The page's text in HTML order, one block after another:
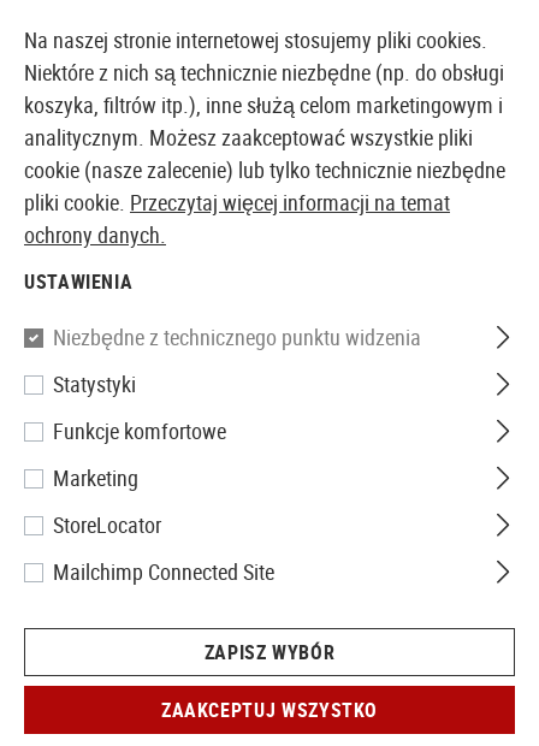
EUROPEJSKI AIRSOFT SKLEP I HURTOWNIA
Strona główna
KP-08 Full Metal GBB
Na naszej stronie internetowej stosujemy pliki cookies.
Niektóre z nich są technicznie niezbędne (np. do obsługi
koszyka, filtrów itp.), inne służą celom marketingowym i
analitycznym. Możesz zaakceptować wszystkie pliki
cookie (nasze zalecenie) lub tylko technicznie niezbędne
pliki cookie. Przeczytaj więcej informacji na temat
ochrony danych.
USTAWIENIA
Niezbędne z technicznego punktu widzenia
Statystyki
Funkcje komfortowe
Marketing
StoreLocator
Mailchimp Connected Site
ZAPISZ WYBÓR
ZAAKCEPTUJ WSZYSTKO